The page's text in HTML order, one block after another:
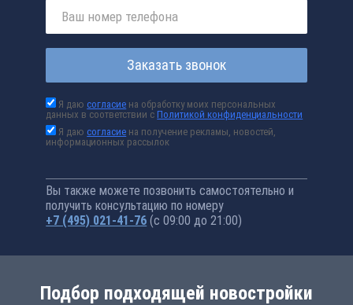
Заказать звонок
Я даюсогласие на обработку моих персональных
данных в соответствии сПолитикой конфиденциальности
Я даюсогласие на получение рекламы, новостей,
информационных рассылок
Вы также можете позвонить самостоятельно и
получить консультацию по номеру
+7 (495) 021-41-76 (с 09:00 до 21:00)
Подбор подходящей новостройки